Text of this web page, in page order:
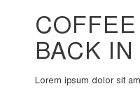
COFFEE
BACK IN
Lorem ipsum dolor sit